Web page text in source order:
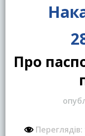
Про
Переглядів: